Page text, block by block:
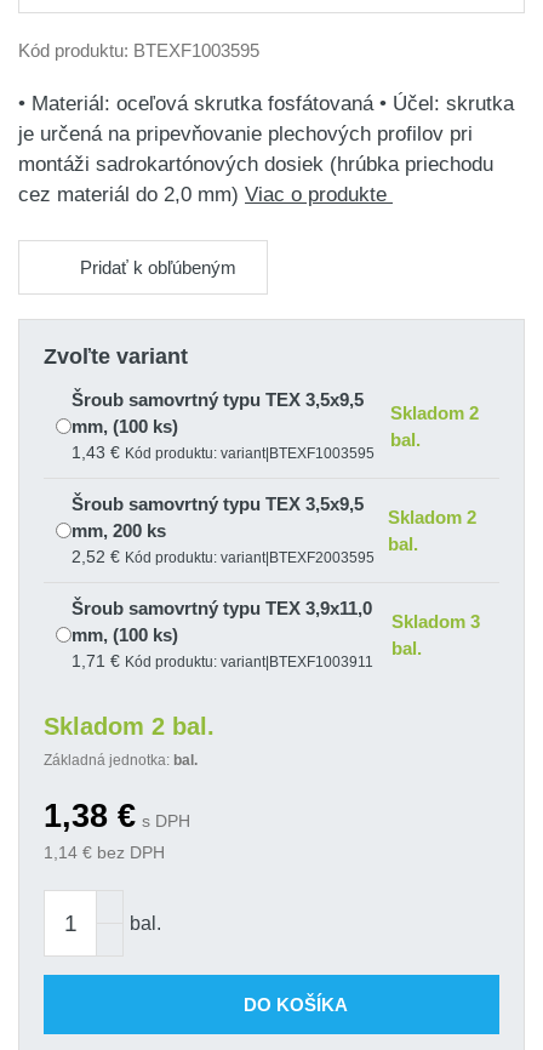
Kód produktu: BTEXF1003595
• Materiál: oceľová skrutka fosfátovaná • Účel: skrutka
je určená na pripevňovanie plechových profilov pri
montáži sadrokartónových dosiek (hrúbka priechodu
cez materiál do 2,0 mm) Viac o produkte
Pridať k obľúbeným
Zvoľte variant
Šroub samovrtný typu TEX 3,5x9,5
mm, (100 ks)
1,43 € Kód produktu: variant|BTEXF1003595
Skladom 2
bal.
Šroub samovrtný typu TEX 3,5x9,5
mm, 200 ks
2,52 € Kód produktu: variant|BTEXF2003595
Skladom 2
bal.
Šroub samovrtný typu TEX 3,9x11,0
mm, (100 ks)
1,71 € Kód produktu: variant|BTEXF1003911
Skladom 3
bal.
Šroub samovrtný typu TEX 3,9x11,0
mm, 200 ks
2,84 €Kód produktu: variant|BTEXF2003911
Skladom 2 bal.
Základná jednotka: bal.
1,38 € s DPH
1,14 € bez DPH
bal.
DO KOŠÍKA